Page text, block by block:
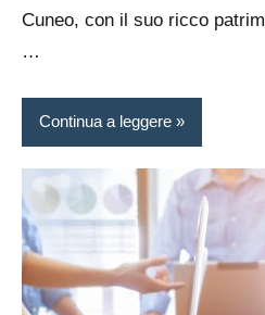
Cuneo, con il suo ricco
…
Continua a leggere